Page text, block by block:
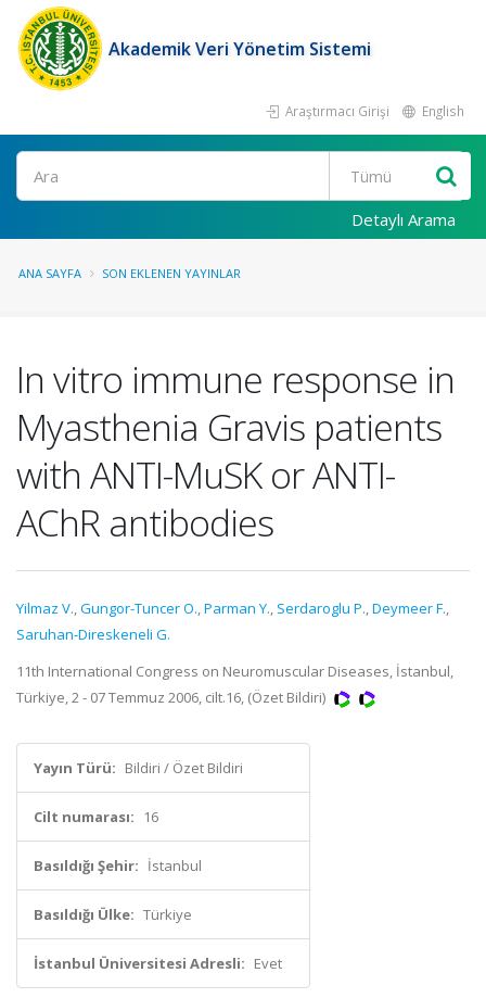
Akademik Veri Yönetim Sistemi
Araştırmacı Girişi English
Ara
Detaylı Arama
ANA SAYFA SON EKLENEN YAYINLAR
In vitro immune response in
Myasthenia Gravis patients
with ANTI-MuSK or ANTI-
AChR antibodies
Yilmaz V.,Gungor-Tuncer O.,Parman Y., Serdaroglu P.,Deymeer F.,
Saruhan-Direskeneli G.
11th International Congress on Neuromuscular Diseases, İstanbul,
Türkiye, 2 - 07 Temmuz 2006, cilt.16, (Özet Bildiri)
Yayın Türü: Bildiri / Özet Bildiri
Cilt numarası: 16
Basıldığı Şehir: İstanbul
Basıldığı Ülke: Türkiye
İstanbul Üniversitesi Adresli: Evet